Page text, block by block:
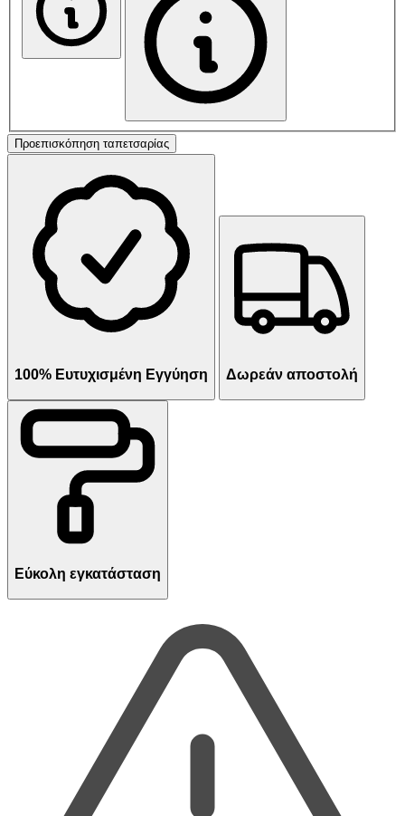
Προεπισκόπηση ταπετσαρίας
100% Ευτυχισμένη Εγγύηση Δωρεάν αποστολή
Εύκολη εγκατάσταση